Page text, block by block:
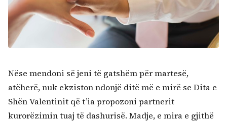
Nëse mendoni së jeni të gatshëm për martesë,
atëherë, nuk ekziston ndonjë ditë më e mirë se Dita e
Shën Valentinit që t’ia propozoni partnerit
kurorëzimin tuaj të dashurisë. Madje, e mira e gjithë